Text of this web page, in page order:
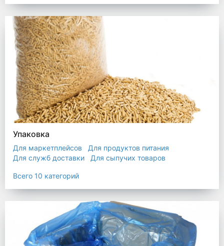
Упаковка
Для маркетплейсов
Для продуктов питания
Для служб доставки
Для сыпучих товаров
Промышленная упаковка
Прочая полиэтиленовая упаковка
Всего 10 категорий